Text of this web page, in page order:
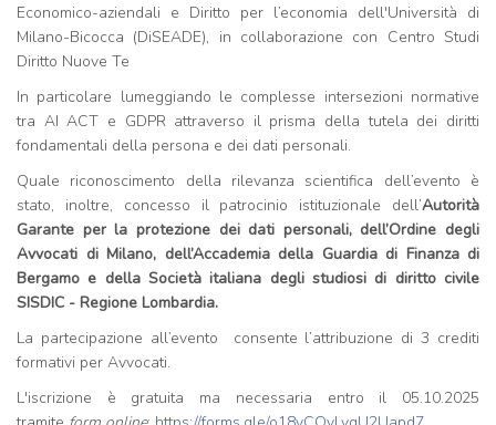
Economico-aziendali e Diritto per l’economia dell'Università di
Milano-Bicocca (DiSEADE), in collaborazione con Centro Studi
Diritto Nuove Te
In particolare lumeggiando le complesse intersezioni normative
tra AI ACT e GDPR attraverso il prisma della tutela dei diritti
fondamentali della persona e dei dati personali.
Quale riconoscimento della rilevanza scientifica dell’evento è
stato, inoltre, concesso il patrocinio istituzionale dell’Autorità
Garante per la protezione dei dati personali, dell’Ordine degli
Avvocati di Milano, dell’Accademia della Guardia di Finanza di
Bergamo e della Società italiana degli studiosi di diritto civile
SISDIC - Regione Lombardia.
La partecipazione all’evento consente l’attribuzione di 3 crediti
formativi per Avvocati.
L'iscrizione è gratuita ma necessaria entro il 05.10.2025